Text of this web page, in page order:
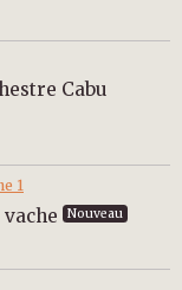
Cabu
Nouveau